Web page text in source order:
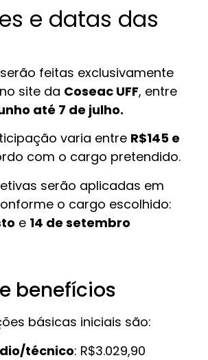
e datas das
feitas exclusivamente
site da Coseac UFF, entre
até 7 de julho.
varia entre R$145 e
com o cargo pretendido.
serão aplicadas em
o cargo escolhido:
e 14 de setembro
benefícios
básicas iniciais são:
técnico: R$3.029,90